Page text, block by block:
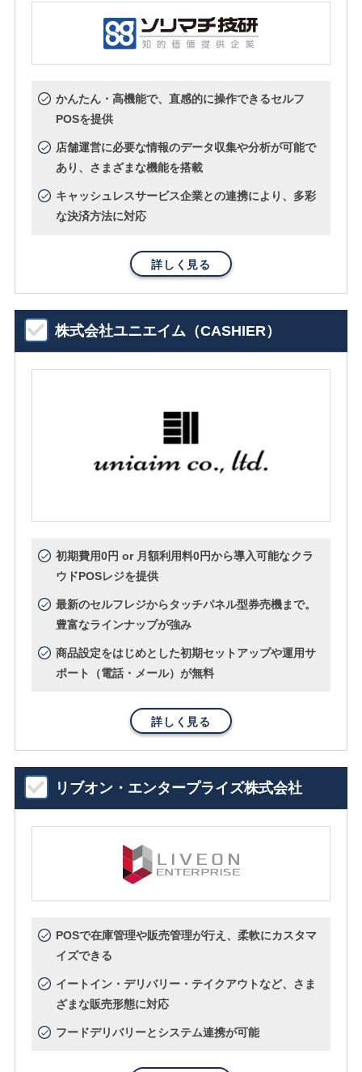
かんたん・高機能で、直感的に操作できるセルフ
POSを提供
店舗運営に必要な情報のデータ収集や分析が可能で
あり、さまざまな機能を搭載
キャッシュレスサービス企業との連携により、多彩
な決済方法に対応
詳しく見る
株式会社ユニエイム（CASHIER）
初期費用0円 or 月額利用料0円から導入可能なクラ
ウドPOSレジを提供
最新のセルフレジからタッチパネル型券売機まで。
豊富なラインナップが強み
商品設定をはじめとした初期セットアップや運用サ
ポート（電話・メール）が無料
詳しく見る
リブオン・エンタープライズ株式会社
POSで在庫管理や販売管理が行え、柔軟にカスタマ
イズできる
イートイン・デリバリー・テイクアウトなど、さま
ざまな販売形態に対応
フードデリバリーとシステム連携が可能